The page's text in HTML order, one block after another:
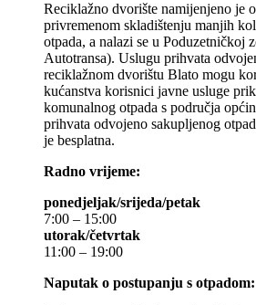
Reciklažno dvorište namijenjeno je
privremenom skladištenju manjih
otpada, a nalazi se u Poduzetničkoj
Autotransa). Uslugu prihvata
reciklažnom dvorištu Blato mogu
kućanstva korisnici javne usluge
komunalnog otpada s područja
prihvata odvojeno sakupljenog
je besplatna.
Radno vrijeme:
ponedjeljak/srijeda/petak
7:00 – 15:00
utorak/četvrtak
11:00 – 19:00
Naputak o postupanju s otpadom: